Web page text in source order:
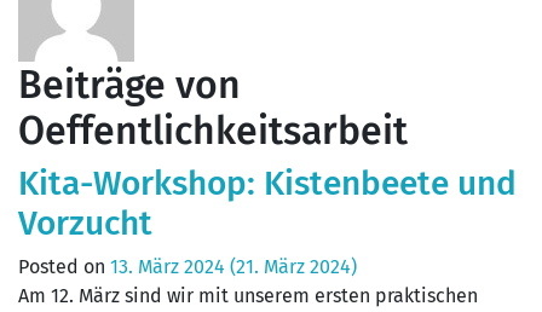
Beiträge von
Oeffentlichkeitsarbeit
Kita-Workshop: Kistenbeete und
Vorzucht
Posted on 13. März 2024 (21. März 2024)
Am 12. März sind wir mit unserem ersten praktischen